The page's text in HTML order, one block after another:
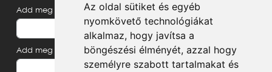
Az oldal sütiket és egyéb
nyomkövető technológiákat
alkalmaz, hogy javítsa a
böngészési élményét, azzal hogy
személyre szabott tartalmakat és
Add meg a neved
Add meg az e-mail címed